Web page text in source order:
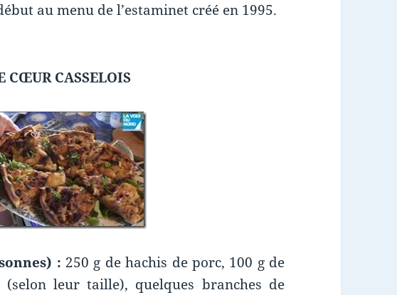
au menu de l’estaminet créé en 1995.
CŒUR CASSELOIS
: 250 g de hachis de porc, 100 g de
leur taille), quelques branches de